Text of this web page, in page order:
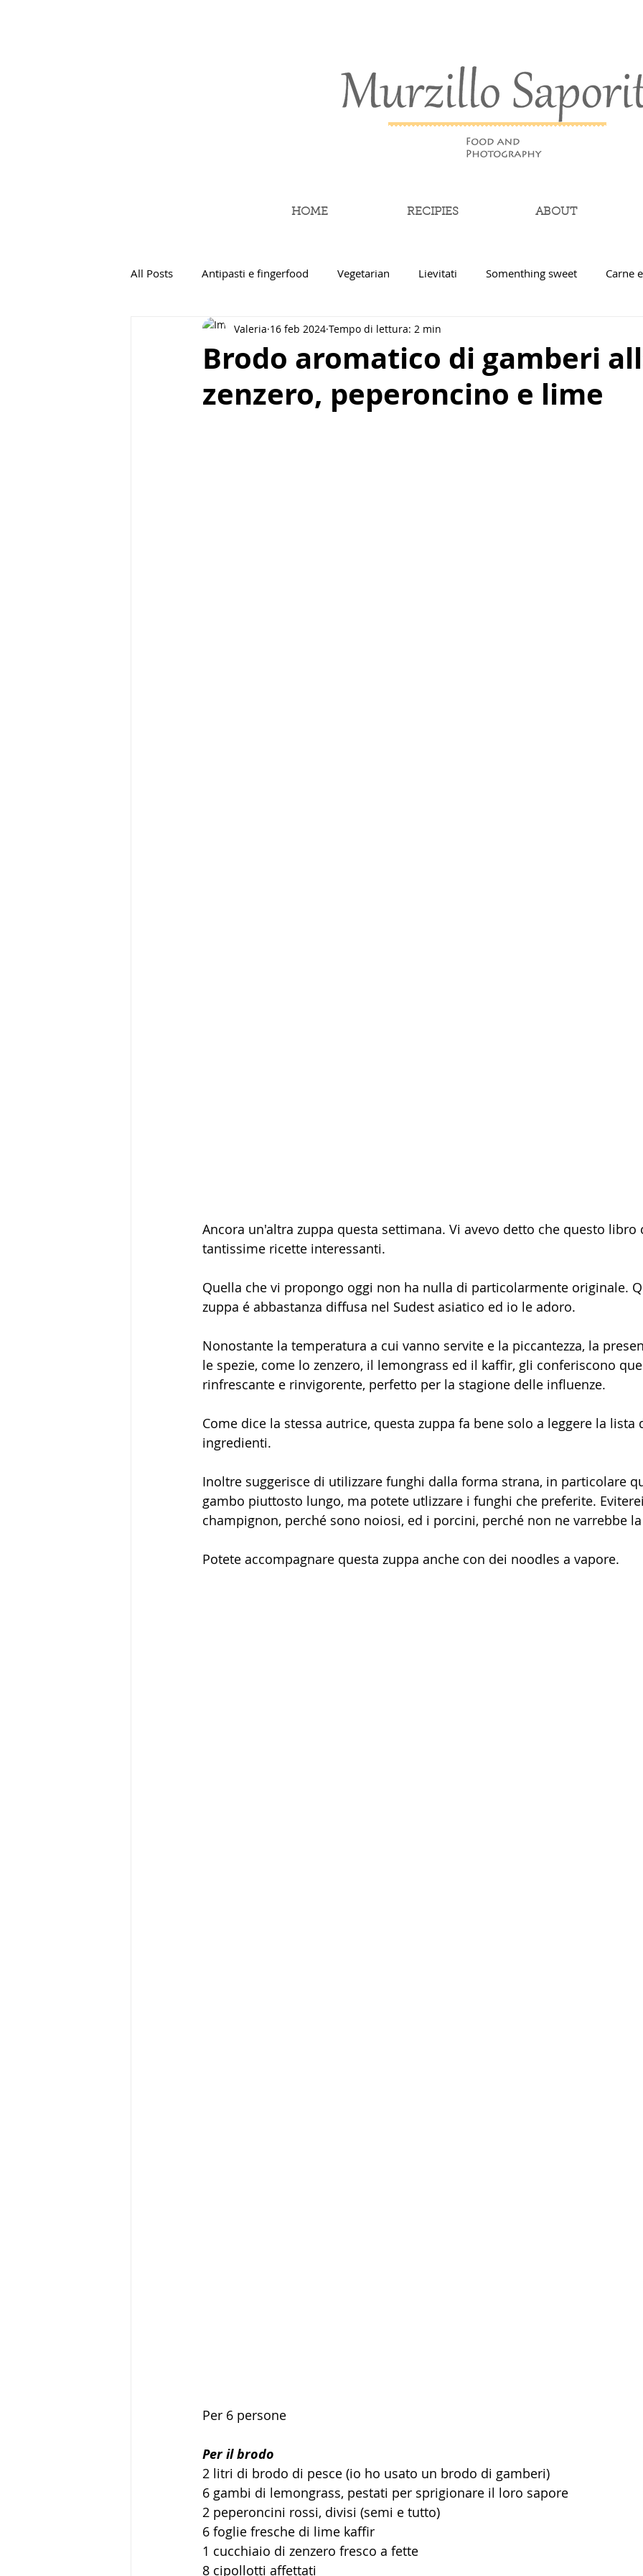
HOME RECIPIES ABOUT
All Posts Antipasti e fingerfood Vegetarian Lievitati Somenthing sweet Carne
Pasta e cereali Street food Drinks Salse e condimenti
Piatti unici Biscotti Breakfast
Brodo aromatico di gamberi
zenzero, peperoncino e lime
Valeria 16 feb 2024 Tempo di lettura: 2 min
Ancora un'altra zuppa questa settimana. Vi avevo detto che questo libro
tantissime ricette interessanti.
Quella che vi propongo oggi non ha nulla di particolarmente originale.
zuppa é abbastanza diffusa nel Sudest asiatico ed io le adoro.
Nonostante la temperatura a cui vanno servite e la piccantezza, la
le spezie, come lo zenzero, il lemongrass ed il kaffir, gli conferiscono
rinfrescante e rinvigorente, perfetto per la stagione delle influenze.
Come dice la stessa autrice, questa zuppa fa bene solo a leggere la lista
ingredienti.
Inoltre suggerisce di utilizzare funghi dalla forma strana, in particolare
gambo piuttosto lungo, ma potete utlizzare i funghi che preferite.
champignon, perché sono noiosi, ed i porcini, perché non ne varrebbe
Potete accompagnare questa zuppa anche con dei noodles a vapore.
Per 6 persone
Per il brodo
2 litri di brodo di pesce (io ho usato un brodo di gamberi)
6 gambi di lemongrass, pestati per sprigionare il loro sapore
2 peperoncini rossi, divisi (semi e tutto)
6 foglie fresche di lime kaffir
1 cucchiaio di zenzero fresco a fette
8 cipollotti affettati